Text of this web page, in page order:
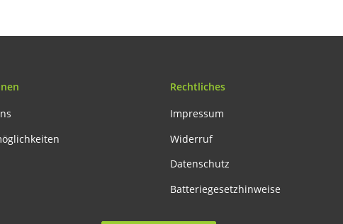
Rechtliches
Impressum
Widerruf
Datenschutz
Batteriegesetzhinweise